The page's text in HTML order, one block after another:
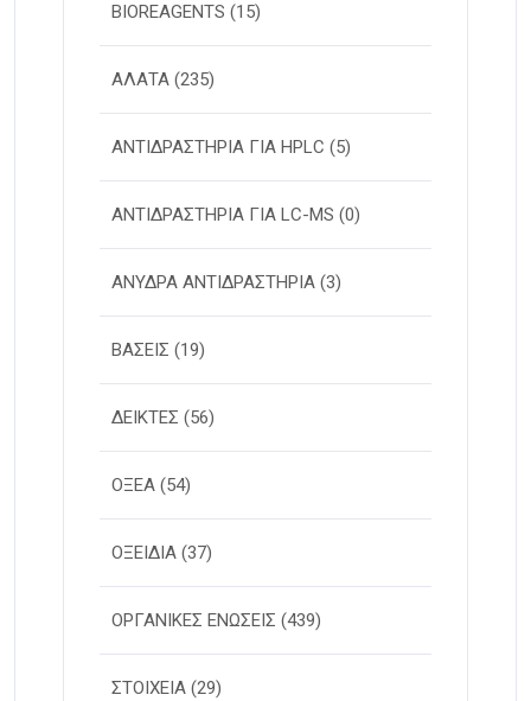
BIOREAGENTS (15)
ΑΛΑΤΑ (235)
ΑΝΤΙΔΡΑΣΤΗΡΙΑ ΓΙΑ HPLC (5)
ΑΝΤΙΔΡΑΣΤΗΡΙΑ ΓΙΑ LC-MS (0)
ΑΝΥΔΡΑ ΑΝΤΙΔΡΑΣΤΗΡΙΑ (3)
ΒΑΣΕΙΣ (19)
ΔΕΙΚΤΕΣ (56)
ΟΞΕΑ (54)
ΟΞΕΙΔΙΑ (37)
ΟΡΓΑΝΙΚΕΣ ΕΝΩΣΕΙΣ (439)
ΣΤΟΙΧΕΙΑ (29)